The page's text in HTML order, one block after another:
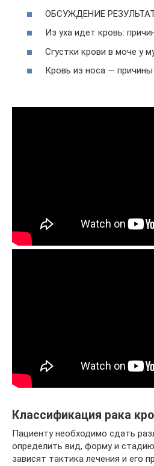
ОБСУЖДЕНИЕ
Из уха идет кровь:
Сгустки крови в моче у
Кровь из носа — причины
Классификация рака
Пациенту необходимо сдать
определить вид, форму и
зависят тактика лечения и его